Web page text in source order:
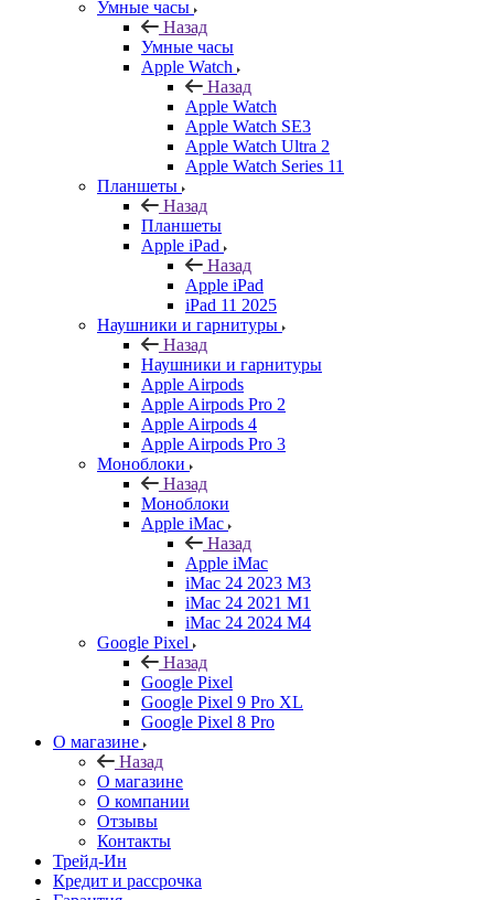
Умные часы
Назад
Умные часы
Apple Watch
Назад
Apple Watch
Apple Watch SE3
Apple Watch Ultra 2
Apple Watch Series 11
Планшеты
Назад
Планшеты
Apple iPad
Назад
Apple iPad
iPad 11 2025
Наушники и гарнитуры
Назад
Наушники и гарнитуры
Apple Airpods
Apple Airpods Pro 2
Apple Airpods 4
Apple Airpods Pro 3
Моноблоки
Назад
Моноблоки
Apple iMac
Назад
Apple iMac
iMac 24 2023 M3
iMac 24 2021 M1
iMac 24 2024 M4
Google Pixel
Назад
Google Pixel
Google Pixel 9 Pro XL
Google Pixel 8 Pro
О магазине
Назад
О магазине
О компании
Отзывы
Контакты
Трейд-Ин
Кредит и рассрочка